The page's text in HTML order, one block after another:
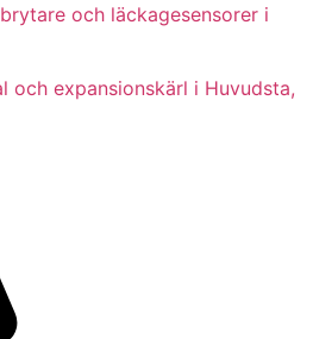
och läckagesensorer i
och expansionskärl i Huvudsta,